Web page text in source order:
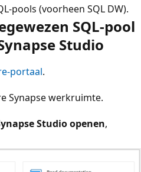
pools (voorheen SQL DW).
SQL-pool
Studio
portaal.
Synapse werkruimte.
Studio openen,